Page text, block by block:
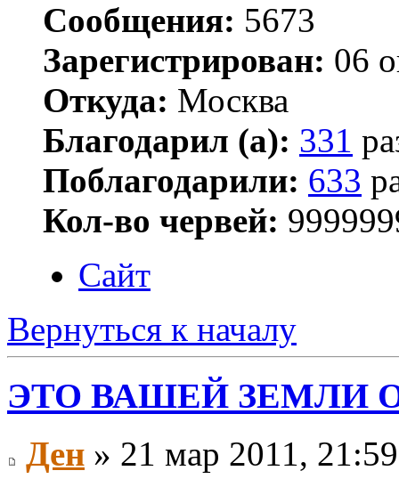
Сообщения: 5673
Зарегистрирован: 06
Откуда: Москва
Благодарил (а): 331
Поблагодарили: 633
Кол-во червей:
Сайт
Вернуться к началу
ЭТО ВАШЕЙ ЗЕМЛИ
Ден » 21 мар 2011, 21:59